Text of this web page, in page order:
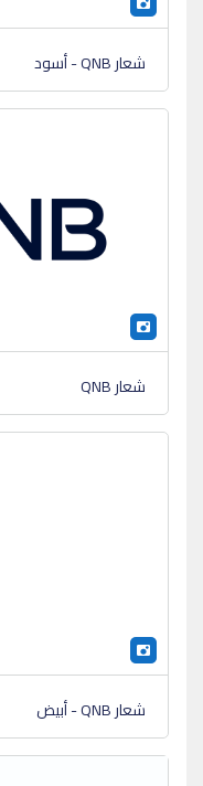
شعار QNB - أسود
شعار QNB
شعار QNB - أبيض